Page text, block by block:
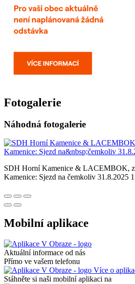
Fotogalerie
Náhodná fotogalerie
SDH Horní Kamenice & LACEMBOK,
Kamenice: Sjezd na čemkoliv 31.8.2025 1
Mobilní aplikace
Aktuální informace od nás
Přímo ve vašem telefonu
Více o
Stáhněte si naši mobilní aplikaci na